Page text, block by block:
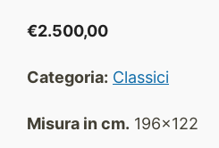
€2.500,00
Categoria: Classici
Misura in cm. 196x122